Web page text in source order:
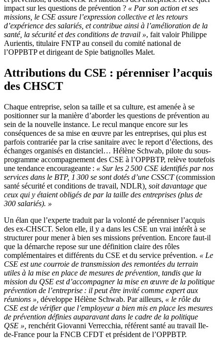
impact sur les questions de prévention ? « Par son action et ses
missions, le CSE assure l’expression collective et les retours
d’expérience des salariés, et contribue ainsi à l’amélioration de la
santé, la sécurité et des conditions de travail », fait valoir Philippe
Aurientis, titulaire FNTP au conseil du comité national de
l’OPPBTP et dirigeant de Spie batignolles Malet.
Attributions du CSE : pérenniser l’acquis
des CHSCT
Chaque entreprise, selon sa taille et sa culture, est amenée à se
positionner sur la manière d’aborder les questions de prévention au
sein de la nouvelle instance. Le recul manque encore sur les
conséquences de sa mise en œuvre par les entreprises, qui plus est
parfois contrariée par la crise sanitaire avec le report d’élections, des
échanges organisés en distanciel… Hélène Schwab, pilote du sous-
programme accompagnement des CSE à l’OPPBTP, relève toutefois
une tendance encourageante : « Sur les 2500 CSE identifiés par nos
services dans le BTP, 1 300 se sont dotés d’une CSSCT(commission
santé sécurité et conditions de travail, NDLR) , soit davantage que
ceux qui y étaient obligés de par la taille des entreprises (plus de
300 salariés). »
Un élan que l’experte traduit par la volonté de pérenniser l’acquis
des ex-CHSCT. Selon elle, il y a dans les CSE un vrai intérêt à se
structurer pour mener à bien ses missions prévention. Encore faut-il
que la démarche repose sur une définition claire des rôles
complémentaires et différents du CSE et du service prévention. « Le
CSE est une courroie de transmission des remontées du terrain
utiles à la mise en place de mesures de prévention, tandis que la
mission du QSE est d’accompagner la mise en œuvre de la politique
prévention de l’entreprise : il peut être invité comme expert aux
réunions », développe Hélène Schwab. Par ailleurs, « le rôle du
CSE est de vérifier que l’employeur a bien mis en place les mesures
de prévention définies auparavant dans le cadre de la politique
QSE », renchérit Giovanni Verrecchia, référent santé au travail Ile-
de-France pour la FNCB CFDT et président de l’OPPBTP.